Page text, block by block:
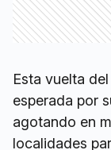
Esta vuelta
esperada por
agotando en
localidades